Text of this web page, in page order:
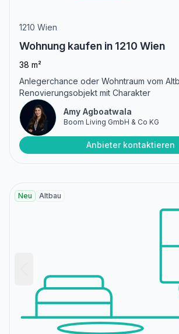
1210 Wien
Wohnung kaufen in 1210 Wien
38 m²
Anlegerchance oder Wohntraum vom
Renovierungsobjekt mit Charakter
Amy Agboatwala
Boom Living GmbH & Co KG
Anbieter kontaktieren
Neu Altbau